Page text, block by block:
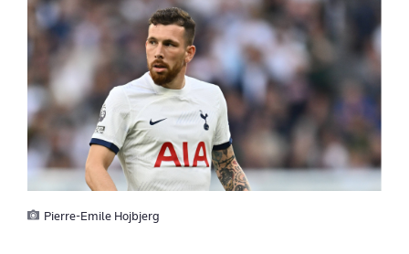
Pierre-Emile Hojbjerg